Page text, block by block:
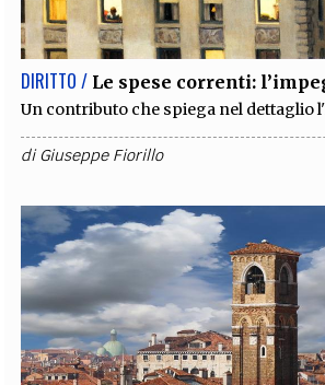
DIRITTO / Le spese correnti:
Un contributo che spiega nel dettaglio
diGiuseppe Fiorillo